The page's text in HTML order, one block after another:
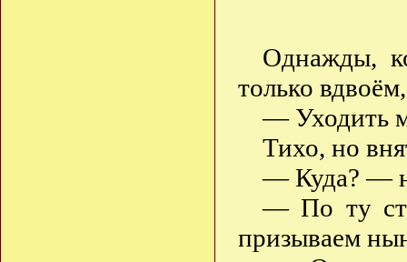
Однажды,
только
— Уходить
Тихо, но
— Куда? —
— По ту
призываем